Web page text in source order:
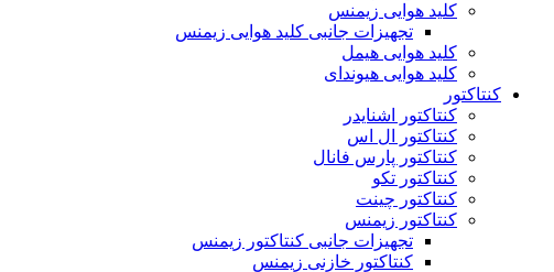
کلید هوایی زیمنس
تجهیزات جانبی کلید هوایی زیمنس
کلید هوایی هیمل
کلید هوایی هیوندای
کنتاکتور
کنتاکتور اشنایدر
کنتاکتور ال اس
کنتاکتور پارس فانال
کنتاکتور تکو
کنتاکتور چینت
کنتاکتور زیمنس
تجهیزات جانبی کنتاکتور زیمنس
کنتاکتور خازنی زیمنس